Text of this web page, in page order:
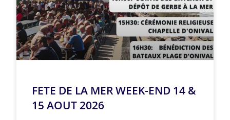
FETE DE LA MER WEEK-END 14 &
15 AOUT 2026